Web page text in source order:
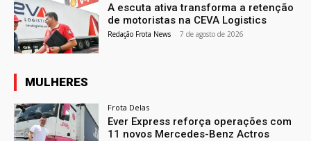
A escuta ativa transforma a retenção
de motoristas na CEVA Logistics
Redação Frota News - 7 de agosto de 2026
MULHERES
Frota Delas
Ever Express reforça operações com
11 novos Mercedes-Benz Actros